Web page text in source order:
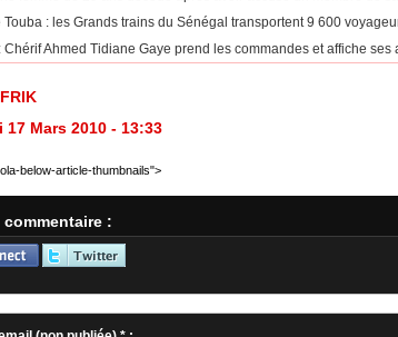
Touba : les Grands trains du Sénégal transportent 9 600
Chérif Ahmed Tidiane Gaye prend les commandes et affiche ses
17 Mars 2010 - 13:33
below-article-thumbnails">
commentaire :